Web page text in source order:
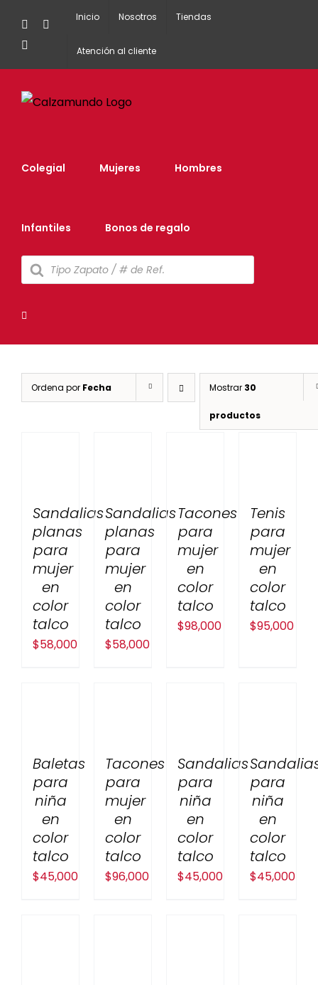
FacebookInstagram
Inicio Nosotros Tiendas
Atención al cliente
Colegial Mujeres Hombres
Infantiles Bonos de regalo
Búsqueda
de
productos
Ordena por Fecha Mostrar 30
productos
Sandalias
planas
para
mujer
en
color
talco
$58,000
Sandalias
planas
para
mujer
en
color
talco
$58,000
Tacones
para
mujer
en
color
talco
$98,000
Tenis
para
mujer
en
color
talco
$95,000
Baletas
para
niña
en
color
talco
$45,000
Tacones
para
mujer
en
color
talco
$96,000
Sandalias
para
niña
en
color
talco
$45,000
para
niña
en
color
talco
$45,000